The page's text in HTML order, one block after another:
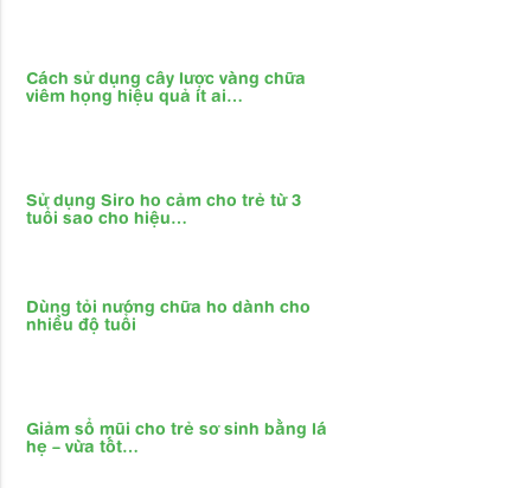
Cách sử dụng cây lược vàng chữa
viêm họng hiệu quả ít ai…
Sử dụng Siro ho cảm cho trẻ từ 3
tuổi sao cho hiệu…
Dùng tỏi nướng chữa ho dành cho
nhiều độ tuổi
Giảm sổ mũi cho trẻ sơ sinh bằng lá
hẹ – vừa tốt…